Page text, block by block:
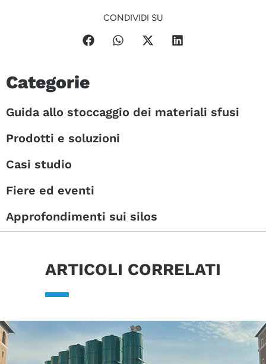
CONDIVIDI SU
Categorie
Guida allo stoccaggio dei materiali sfusi
Prodotti e soluzioni
Casi studio
Fiere ed eventi
Approfondimenti sui silos
ARTICOLI CORRELATI